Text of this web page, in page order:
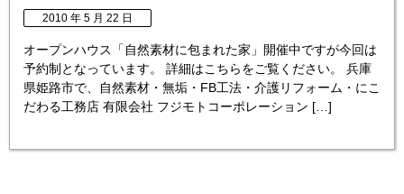
2010 年 5 月 22 日
オープンハウス「自然素材に包まれた家」開催中ですが今回は
予約制となっています。 詳細はこちらをご覧ください。 兵庫
県姫路市で、自然素材・無垢・FB工法・介護リフォーム・にこ
だわる工務店 有限会社 フジモトコーポレーション […]